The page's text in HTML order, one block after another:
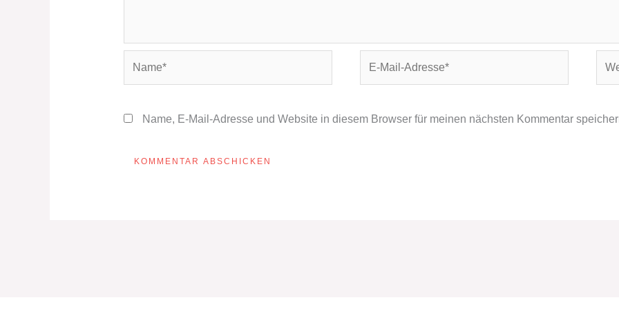
Mail-
Name, E-Mail-Adresse und Website in diesem Browser für meinen nächsten Kommentar